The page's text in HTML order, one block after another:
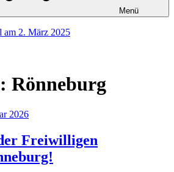
Menü
am 2. März 2025
Rönneburg
2026
Freiwilligen